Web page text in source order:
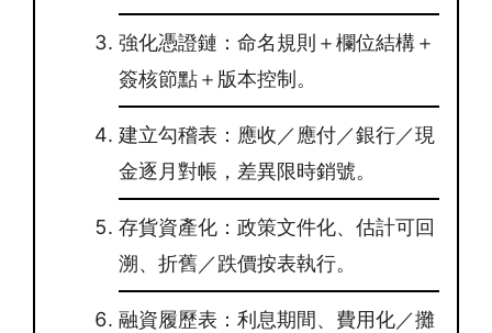
強化憑證鏈：命名規則＋欄位結構＋
簽核節點＋版本控制。
建立勾稽表：應收／應付／銀行／現
金逐月對帳，差異限時銷號。
存貨資產化：政策文件化、估計可回
溯、折舊／跌價按表執行。
融資履歷表：利息期間、費用化／攤